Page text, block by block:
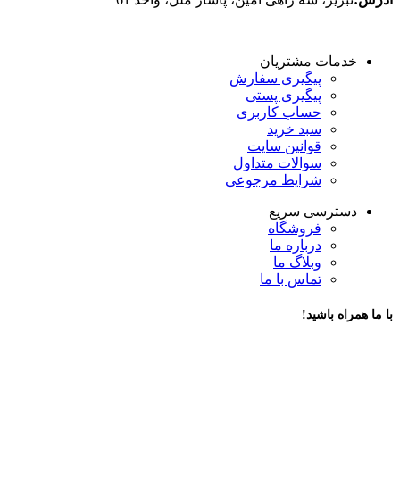
خدمات مشتریان
پیگیری سفارش
پیگیری پستی
حساب کاربری
سبد خرید
قوانین سایت
سوالات متداول
شرایط مرجوعی
دسترسی سریع
فروشگاه
درباره ما
وبلاگ ما
تماس با ما
با ما همراه باشید!